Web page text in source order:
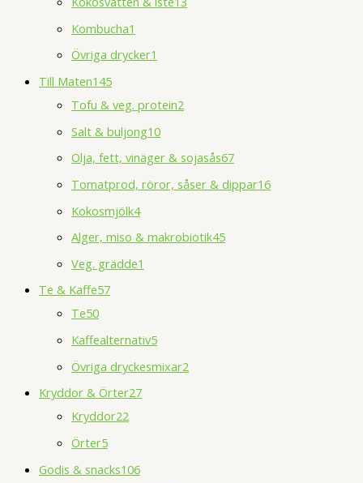
Kombucha1
Övriga drycker1
Till Maten145
Tofu & veg. protein2
Salt & buljong10
Olja, fett, vinäger & sojasås67
Tomatprod, röror, såser & dippar16
Kokosmjölk4
Alger, miso & makrobiotik45
Veg. grädde1
Te & Kaffe57
Te50
Kaffealternativ5
Övriga dryckesmixar2
Kryddor & Örter27
Kryddor22
Örter5
Godis & snacks106